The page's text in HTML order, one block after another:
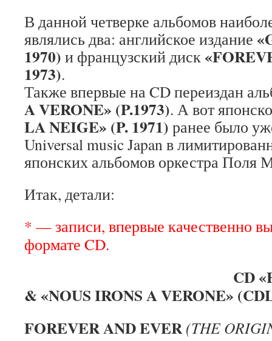
В данной четверке альбомов
являлись два: английское издание
1970) и французский диск
1973).
Также впервые на CD переиздан
A VERONE» (P.1973). А вот
LA NEIGE» (P. 1971) ранее было
Universal music Japan в
японских альбомов оркестра Поля
Итак, детали:
* — записи, впервые качественно
формате CD.
CD
& «NOUS IRONS A VERONE»
FOREVER AND EVER (THE